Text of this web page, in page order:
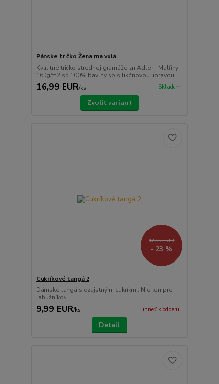
Pánske tričko Žena ma volá
Kvalitné tričko strednej gramáže zn.Adler - Malfiny
160g/m2 so 100% bavlny so silikónovou úpravou....
16,99 EUR/ks Skladom
Zvoliť variant
12,99 EUR
- 23 %
Cukríkové tangá 2
Dámske tangá s ozajstnými cukríkmi. Nie len pre
labužníkov!
9,99 EUR/ks ihneď k odberu!
Detail